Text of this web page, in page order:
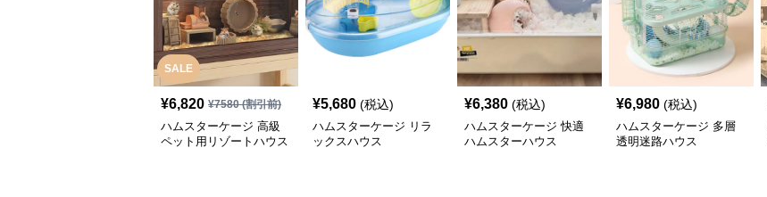
SALE
¥6,820 ¥7580(割引前)
ハムスターケージ 高級
ペット用リゾートハウス
¥5,680 (税込)
ハムスターケージ リラ
ックスハウス
¥6,380 (税込)
ハムスターケージ 快適
ハムスターハウス
¥6,980 (税込)
ハムスターケージ 多層
透明迷路ハウス